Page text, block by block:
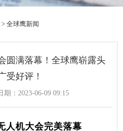
>全球鹰新闻
圆满落幕！全球鹰崭露头
受好评！
期：2023-06-09 09:15
人机大会完美落幕